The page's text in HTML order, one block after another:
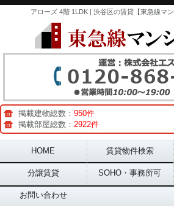
アローズ 4階 1LDK | 渋谷区の賃貸【東急線マ
掲載建物総数： 950件
掲載部屋総数： 2922件
Main menu
HOME 賃貸物件検索
分譲賃貸 SOHO・事務所可
お問い合わせ